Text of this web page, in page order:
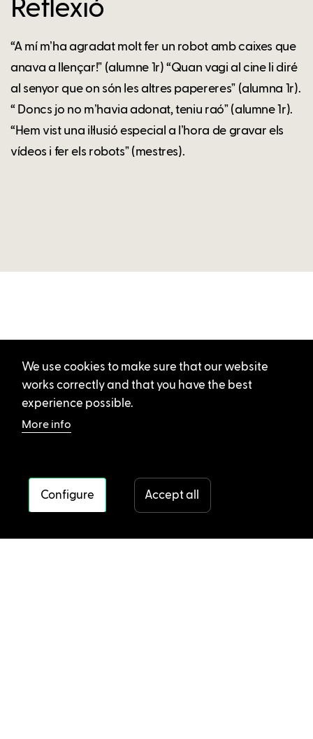
Reflexió
“A mí mʼha agradat molt fer un robot amb caixes que
anava a llençar!ˮ (alumne 1r) “Quan vagi al cine li diré
al senyor que on són les altres papereresˮ (alumna 1r).
“ Doncs jo no mʼhavia adonat, teniu raóˮ (alumne 1r).
“Hem vist una il·lusió especial a lʼhora de gravar els
vídeos i fer els robotsˮ (mestres).
We use cookies to make sure that our website
works correctly and that you have the best
experience possible.
More info
Configure Accept all